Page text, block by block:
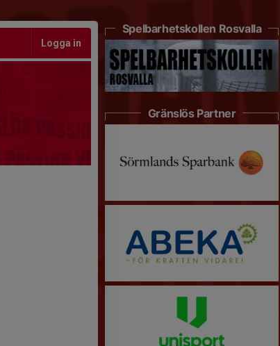
Logga in
Spelbarhetskollen Rosvalla
Gränslös Partner